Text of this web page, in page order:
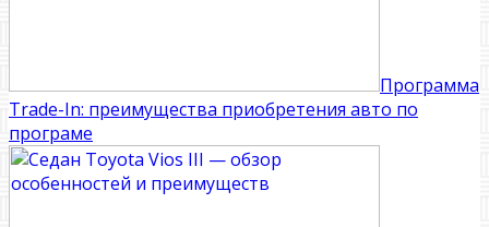
Программа
Trade-In: преимущества приобретения авто по
програме